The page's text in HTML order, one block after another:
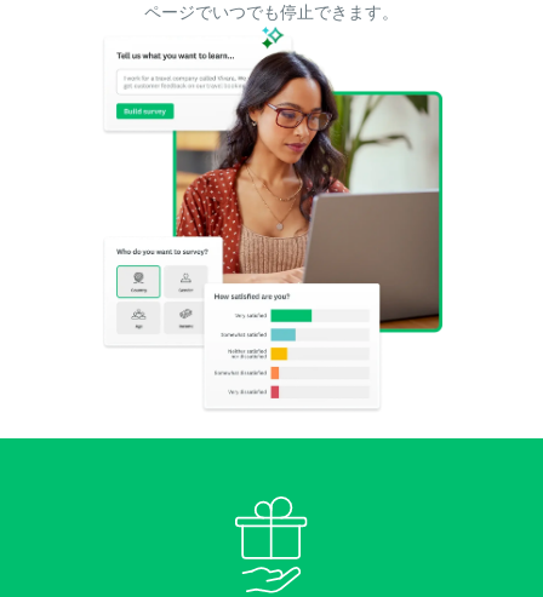
ページでいつでも停止できます。